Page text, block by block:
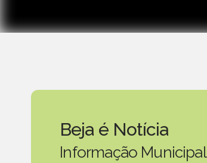
Beja é Notícia
Informação Municipal